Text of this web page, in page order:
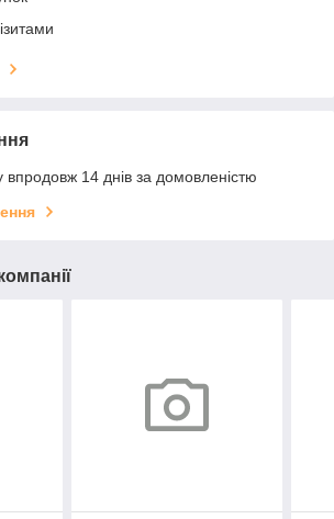
14 днів за домовленістю